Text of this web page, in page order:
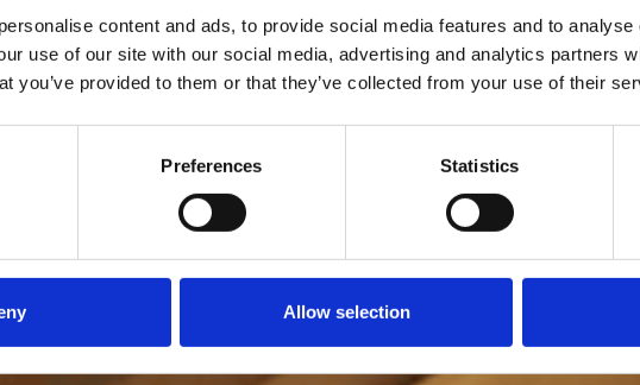
content and ads, to provide social media features and to
use of our site with our social media, advertising and analytics partners
you’ve provided to them or that they’ve collected from your use of their
Preferences Statistics
Allow selection